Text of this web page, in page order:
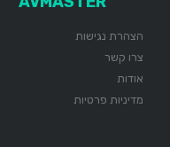
הצהרת נגישות
צרו קשר
אודות
מדיניות פרטיות